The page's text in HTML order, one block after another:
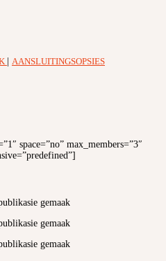
AANSLUITINGSOPSIES
space=”no” max_members=”3″
gemaak
gemaak
gemaak